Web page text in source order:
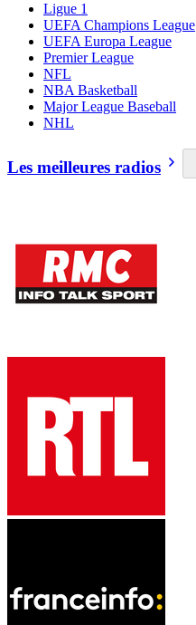
Ligue 1
UEFA Champions League
UEFA Europa League
Premier League
NFL
NBA Basketball
Major League Baseball
NHL
Les meilleures radios